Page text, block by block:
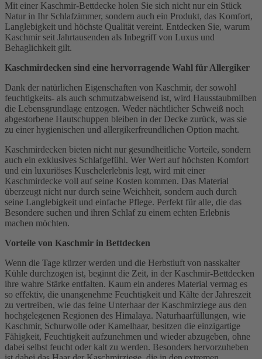
Mit einer Kaschmir-Bettdecke holen Sie sich nicht nur ein Stück
Natur in Ihr Schlafzimmer, sondern auch ein Produkt, das Komfort,
Langlebigkeit und höchste Qualität vereint. Entdecken Sie, warum
Kaschmir seit Jahrtausenden als Inbegriff von Luxus und
Behaglichkeit gilt.
Kaschmirdecken sind eine hervorragende Wahl für Allergiker
Dank der natürlichen Eigenschaften von Kaschmir, der sowohl
feuchtigkeits- als auch schmutzabweisend ist, wird Hausstaubmilben
die Lebensgrundlage entzogen. Weder nächtlicher Schweiß noch
abgestorbene Hautschuppen bleiben in der Decke zurück, was sie
zu einer hygienischen und allergikerfreundlichen Option macht.
Kaschmirdecken bieten nicht nur gesundheitliche Vorteile, sondern
auch ein exklusives Schlafgefühl. Wer Wert auf höchsten Komfort
und ein luxuriöses Kuschelerlebnis legt, wird mit einer
Kaschmirdecke voll auf seine Kosten kommen. Das Material
überzeugt nicht nur durch seine Weichheit, sondern auch durch
seine Langlebigkeit und einfache Pflege. Perfekt für alle, die das
Besondere suchen und ihren Schlaf zu einem echten Erlebnis
machen möchten.
Vorteile von Kaschmir in Bettdecken
Wenn die Tage kürzer werden und die Herbstluft von nasskalter
Kühle durchzogen ist, beginnt die Zeit, in der Kaschmir-Bettdecken
ihre wahre Stärke entfalten. Kaum ein anderes Material vermag es
so effektiv, die unangenehme Feuchtigkeit und Kälte der Jahreszeit
zu vertreiben, wie das feine Unterhaar der Kaschmirziege aus den
hochgelegenen Regionen des Himalaya. Naturhaarfüllungen, wie
Kaschmir, Schurwolle oder Kamelhaar, besitzen die einzigartige
Fähigkeit, Feuchtigkeit aufzunehmen und wieder abzugeben, ohne
dabei selbst feucht oder kalt zu werden. Besonders hervorzuheben